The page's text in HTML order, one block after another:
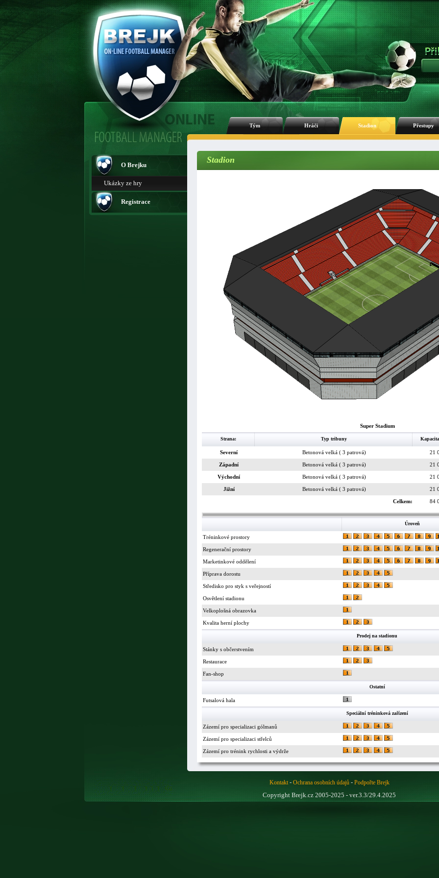
Tým Hráči Stadion Přestupy
O Brejku
Ukázky ze hry
Registrace
Stadion
Super Stadium
Strana: Typ tribuny Kapacita
Severní Betonová velká ( 3 patrová) 21
Západní Betonová velká ( 3 patrová) 21
Východní Betonová velká ( 3 patrová) 21
Jižní Betonová velká ( 3 patrová) 21
Celkem: 84
Úroveň
Tréninkové prostory
Regenerační prostory
Marketinkové oddělení
Příprava dorostu
Středisko pro styk s veřejností
Osvětlení stadionu
Velkoplošná obrazovka
Kvalita herní plochy
Prodej na stadionu
Stánky s občerstvením
Restaurace
Fan-shop
Ostatní
Futsalová hala
Speciální tréninková zařízení
Zázemí pro specializaci gólmanů
Zázemí pro specializaci střelců
Zázemí pro trénink rychlosti a výdrže
Kontakt- Ochrana osobních údajů- Podpořte Brejk
Copyright Brejk.cz 2005-2025 - ver.3.3/29.4.2025